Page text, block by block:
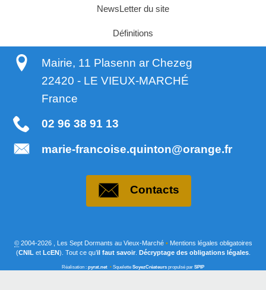
NewsLetter du site
Définitions
Mairie, 11 Plasenn ar Chezeg
22420 - LE VIEUX-MARCHÉ
France
02 96 38 91 13
marie-francoise.quinton@orange.fr
Contacts
©2004-2026 , Les Sept Dormants au Vieux-Marché •Mentions légales obligatoires
(CNIL et LcEN). Tout ce qu’il faut savoir. Décryptage des obligations légales.
Réalisation : pyrat.net • Squelette SoyezCréateurs propulsé par SPIP